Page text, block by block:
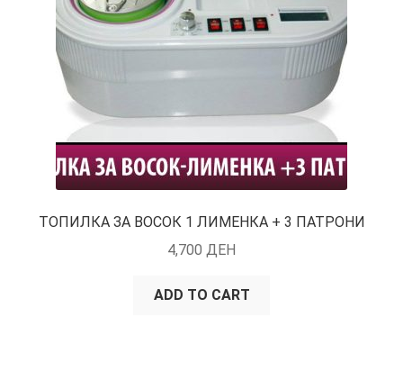
ТОПИЛКА ЗА ВОСОК 1 ЛИМЕНКА + 3 ПАТРОНИ
4,700 ДЕН
ADD TO CART